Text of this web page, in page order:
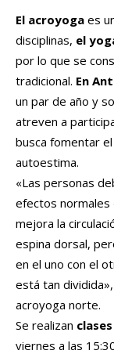
El acroyoga es
disciplinas, el
por lo que se
tradicional. En
un par de año y
atreven a
busca fomentar
autoestima.
«Las personas
efectos normales
mejora la
espina dorsal,
en el uno con el
está tan
acroyoga norte.
Se realizan
viernes a las